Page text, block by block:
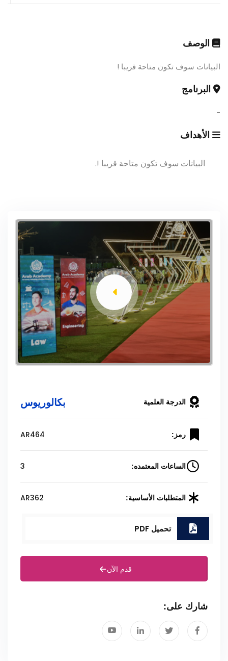
الوصف
البيانات سوف تكون متاحة قريبا !
البرنامج
-
الأهداف
البيانات سوف تكون متاحة قريبا !.
الدرجة العلمية بكالوريوس
رمز: AR464
الساعات المعتمده: 3
المتطلبات الأساسية: AR362
تحميل PDF
قدم الآن
شارك على: